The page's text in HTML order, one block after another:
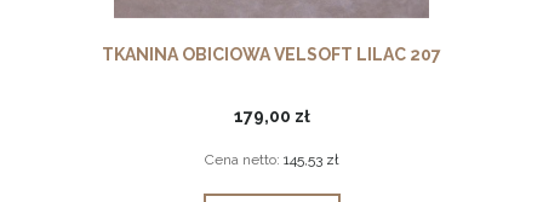
TKANINA OBICIOWA VELSOFT LILAC 207
179,00 zł
Cena netto: 145,53 zł